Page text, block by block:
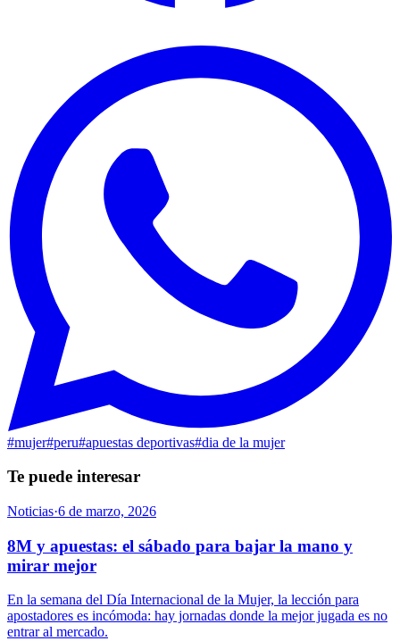
#mujer#peru#apuestas deportivas#dia de la mujer
Te puede interesar
Noticias·6 de marzo, 2026
8M y apuestas: el sábado para bajar la mano y
mirar mejor
En la semana del Día Internacional de la Mujer, la lección para
apostadores es incómoda: hay jornadas donde la mejor jugada es no
entrar al mercado.